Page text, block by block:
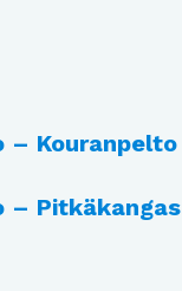
– Kouranpelto
– Pitkäkangas